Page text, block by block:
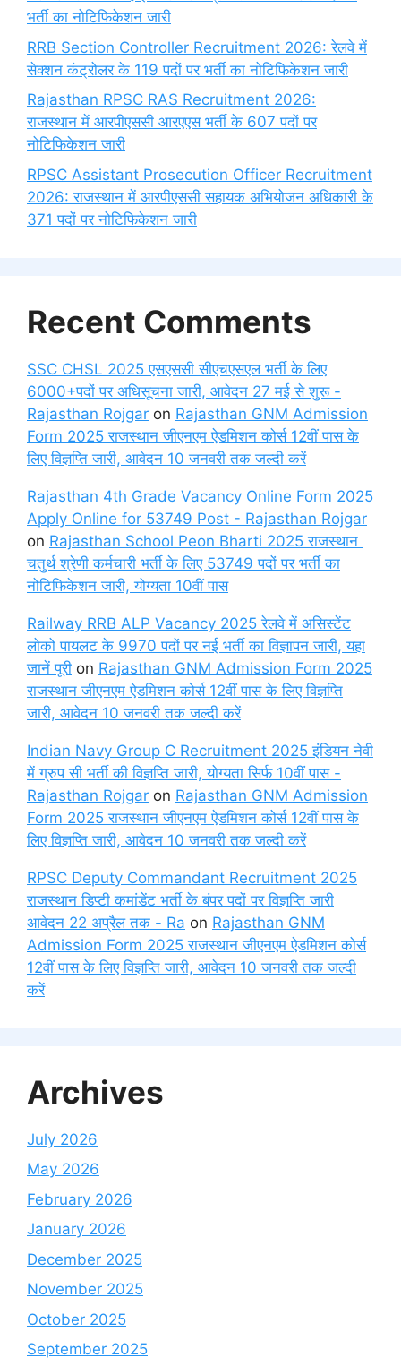
भर्ती का नोटिफिकेशन जारी
RRB Section Controller Recruitment 2026: रेलवे में
सेक्शन कंट्रोलर के 119 पदों पर भर्ती का नोटिफिकेशन जारी
Rajasthan RPSC RAS Recruitment 2026:
राजस्थान में आरपीएससी आरएएस भर्ती के 607 पदों पर
नोटिफिकेशन जारी
RPSC Assistant Prosecution Officer Recruitment
2026: राजस्थान में आरपीएससी सहायक अभियोजन अधिकारी के
371 पदों पर नोटिफिकेशन जारी
Recent Comments
SSC CHSL 2025 एसएससी सीएचएसएल भर्ती के लिए
6000+पदों पर अधिसूचना जारी, आवेदन 27 मई से शुरू -
Rajasthan Rojgar on Rajasthan GNM Admission
Form 2025 राजस्थान जीएनएम ऐडमिशन कोर्स 12वीं पास के
लिए विज्ञप्ति जारी, आवेदन 10 जनवरी तक जल्दी करें
Rajasthan 4th Grade Vacancy Online Form 2025
Apply Online for 53749 Post - Rajasthan Rojgar
on Rajasthan School Peon Bharti 2025 राजस्थान
चतुर्थ श्रेणी कर्मचारी भर्ती के लिए 53749 पदों पर भर्ती का
नोटिफिकेशन जारी, योग्यता 10वीं पास
Railway RRB ALP Vacancy 2025 रेलवे में असिस्टेंट
लोको पायलट के 9970 पदों पर नई भर्ती का विज्ञापन जारी, यहा
जानें पूरी on Rajasthan GNM Admission Form 2025
राजस्थान जीएनएम ऐडमिशन कोर्स 12वीं पास के लिए विज्ञप्ति
जारी, आवेदन 10 जनवरी तक जल्दी करें
Indian Navy Group C Recruitment 2025 इंडियन नेवी
में ग्रुप सी भर्ती की विज्ञप्ति जारी, योग्यता सिर्फ 10वीं पास -
Rajasthan Rojgar on Rajasthan GNM Admission
Form 2025 राजस्थान जीएनएम ऐडमिशन कोर्स 12वीं पास के
लिए विज्ञप्ति जारी, आवेदन 10 जनवरी तक जल्दी करें
RPSC Deputy Commandant Recruitment 2025
राजस्थान डिप्टी कमांडेंट भर्ती के बंपर पदों पर विज्ञप्ति जारी
आवेदन 22 अप्रैल तक - Ra on Rajasthan GNM
Admission Form 2025 राजस्थान जीएनएम ऐडमिशन कोर्स
12वीं पास के लिए विज्ञप्ति जारी, आवेदन 10 जनवरी तक जल्दी
करें
Archives
July 2026
May 2026
February 2026
January 2026
December 2025
November 2025
October 2025
September 2025